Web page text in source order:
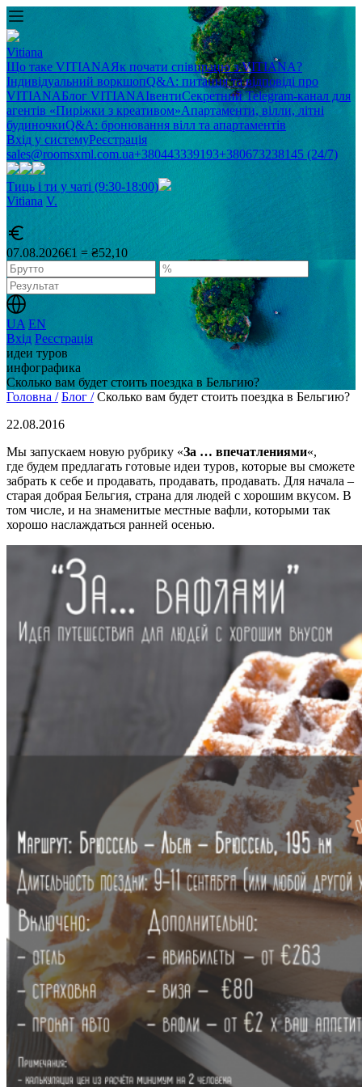
Vitiana
Що таке VITIANAЯк почати співпрацю з VITIANA?
Індивідуальний воркшопQ&A: питання та відповіді про
VITIANAБлог VITIANAІвентиСекретний Telegram-канал для
агентів «Пиріжки з креативом»Апартаменти, вілли, літні
будиночкиQ&A: бронювання вілл та апартаментів
Вхід у системуРеєстрація
sales@roomsxml.com.ua+380443339193+380673238145 (24/7)
Тиць і ти у чаті (9:30-18:00)
Vitiana V.
07.08.2026€1 = ₴52,10
UA EN
Вхід Реєстрація
идеи туров
инфографика
Сколько вам будет стоить поездка в Бельгию?
Головна / Блог / Сколько вам будет стоить поездка в Бельгию?
22.08.2016
Мы запускаем новую рубрику «За … впечатлениями«,
где будем предлагать готовые идеи туров, которые вы сможете
забрать к себе и продавать, продавать, продавать. Для начала –
старая добрая Бельгия, страна для людей с хорошим вкусом. В
том числе, и на знаменитые местные вафли, которыми так
хорошо наслаждаться ранней осенью.